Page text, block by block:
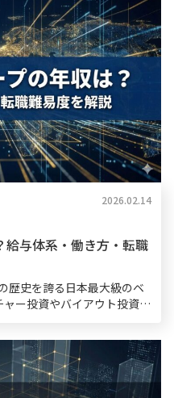
2026.02.14
給与体系・働き方・転職
歴史を誇る日本最大級のベ
ー投資やバイアウト投資を